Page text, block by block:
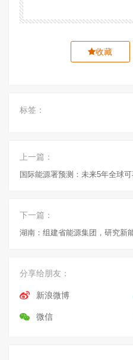
收藏
标签：
上一篇：
国际能源署预测：未来5年全球
下一篇：
湖南：组建省能源集团，研究新
分享给朋友：
新浪微博
微信